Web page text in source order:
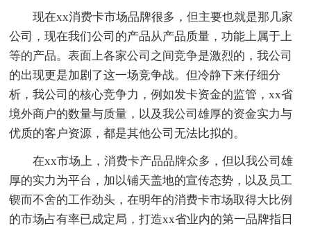
现在xx消费卡市场品牌很多，但主要也就是那几家
公司，现在我们公司的产品从产品质量，功能上属于上
等的产品。表面上各家公司之间竞争是激烈的，我公司
的出现更是加剧了这一场竞争战。但冷静下来仔细分
析，我公司的核心竞争力，例如发卡资金的监管，xx省
境外商户的数量与质量，以及我公司雄厚的资金实力与
优质的客户资源，都是其他公司无法比拟的。
在xx市场上，消费卡产品品牌众多，但以我公司雄
厚的实力为平台，加以铺天盖地的宣传态势，以及员工
锲而不舍的工作劲头，在明年的消费卡市场取得大比例
的市场占有率已成定局，打造xx省业内的第一品牌指日